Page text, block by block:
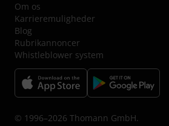
Om os
Karrieremuligheder
Blog
Rubrikannoncer
Whistleblower system
© 1996–2026 Thomann GmbH.